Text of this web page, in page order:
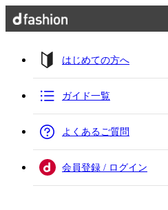
はじめての方へ
ガイド一覧
よくあるご質問
会員登録 / ログイン